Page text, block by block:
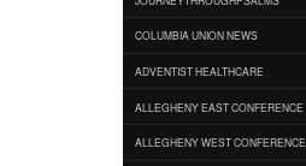
COLUMBIA UNION NEWS
ADVENTIST HEALTHCARE
ALLEGHENY EAST CONFERENCE
ALLEGHENY WEST CONFERENCE